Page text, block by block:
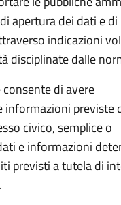
apertura dei dati e
indicazioni
disciplinate dalle
di avere
informazioni previste
civico, semplice o
e informazioni
previsti a tutela di